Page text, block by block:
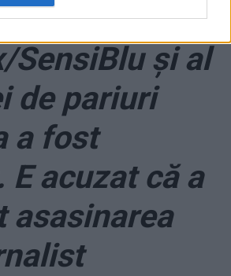
farmaciilor
SensiBlu și al
de pariuri
a fost
E acuzat că a
asasinarea